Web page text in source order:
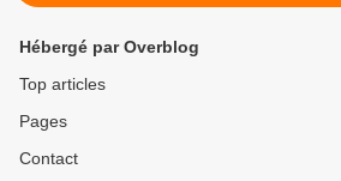
Hébergé par Overblog
Top articles
Pages
Contact